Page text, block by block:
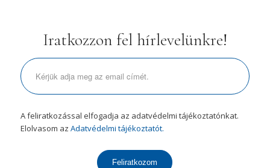
Iratkozzon fel hírlevelünkre!
A feliratkozással elfogadja az adatvédelmi tájékoztatónkat.
Elolvasom az Adatvédelmi tájékoztatót.
Feliratkozom